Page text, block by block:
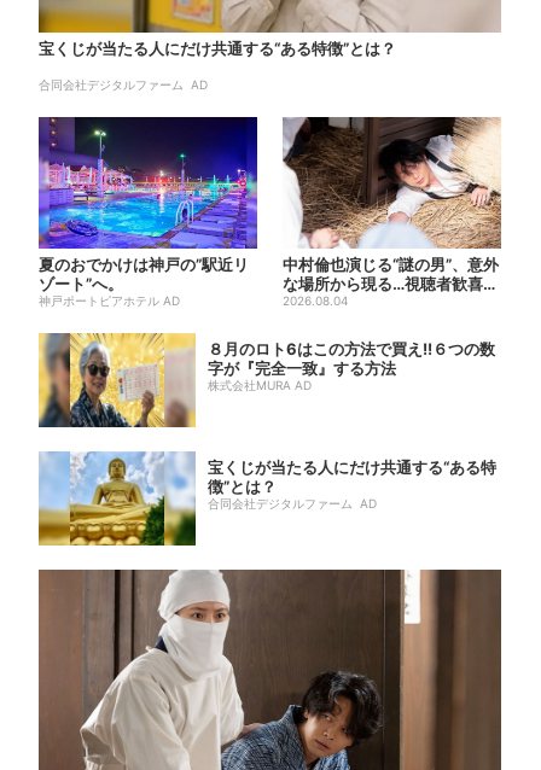
宝くじが当たる人にだけ共通する“ある特徴”とは？
合同会社デジタルファーム AD
夏のおでかけは神戸の”駅近リ
ゾート”へ。
神戸ポートピアホテル AD
中村倫也演じる“謎の男”、意外
な場所から現る…視聴者歓喜
「こんな登場シーンとは」
2026.08.04
８月のロト6はこの方法で買え!!６つの数
字が『完全一致』する方法
株式会社MURA AD
宝くじが当たる人にだけ共通する“ある特
徴”とは？
合同会社デジタルファーム AD